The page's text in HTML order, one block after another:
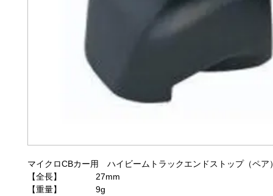
マイクロCBカー用 ハイビームトラックエンドストップ（ペア
【全長】 27mm
【重量】 9g